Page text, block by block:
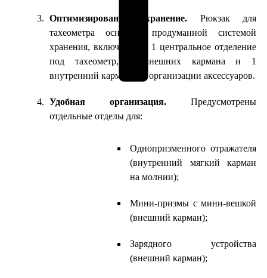
Оптимизированное хранение. Рюкзак для
тахеометра оснащен продуманной системой
хранения, включающей 1 центральное отделение
под тахеометр, 3 внешних кармана и 1
внутренний карман для организации аксессуаров.
Удобная организация. Предусмотрены
отдельные отделы для:
Однопризменного отражателя
(внутренний мягкий карман
на молнии);
Мини-призмы с мини-вешкой
(внешний карман);
Зарядного устройства
(внешний карман);